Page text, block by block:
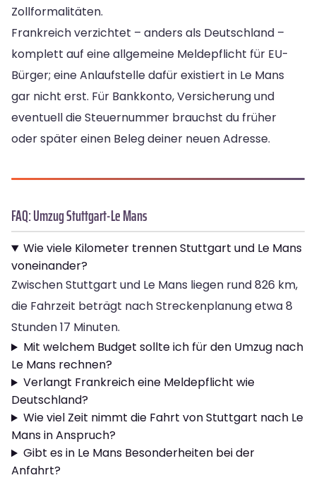
Zollformalitäten.
Frankreich verzichtet – anders als Deutschland –
komplett auf eine allgemeine Meldepflicht für EU-
Bürger; eine Anlaufstelle dafür existiert in Le Mans
gar nicht erst. Für Bankkonto, Versicherung und
eventuell die Steuernummer brauchst du früher
oder später einen Beleg deiner neuen Adresse.
FAQ: Umzug Stuttgart-Le Mans
Wie viele Kilometer trennen Stuttgart und Le Mans
voneinander?
Zwischen Stuttgart und Le Mans liegen rund 826 km,
die Fahrzeit beträgt nach Streckenplanung etwa 8
Stunden 17 Minuten.
Mit welchem Budget sollte ich für den Umzug nach
Le Mans rechnen?
Verlangt Frankreich eine Meldepflicht wie
Deutschland?
Wie viel Zeit nimmt die Fahrt von Stuttgart nach Le
Mans in Anspruch?
Gibt es in Le Mans Besonderheiten bei der
Anfahrt?